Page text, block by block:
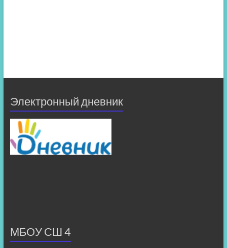
Электронный дневник
МБОУ СШ 4